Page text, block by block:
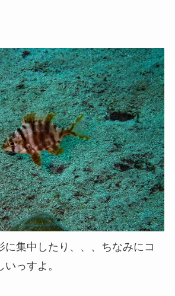
に集中したり、、、ちなみにコ
っすよ。